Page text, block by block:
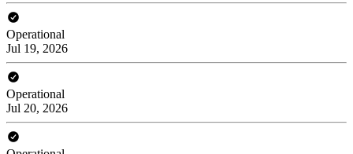
Operational
Jul 19, 2026
Operational
Jul 20, 2026